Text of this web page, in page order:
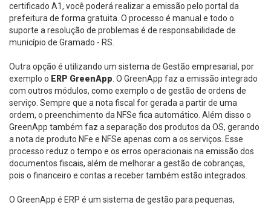
certificado A1, você poderá realizar a emissão pelo portal da
prefeitura de forma gratuita. O processo é manual e todo o
suporte a resolução de problemas é de responsabilidade de
município de Gramado - RS.
Outra opção é utilizando um sistema de Gestão empresarial, por
exemplo o ERP GreenApp . O GreenApp faz a emissão integrado
com outros módulos, como exemplo o de gestão de ordens de
serviço. Sempre que a nota fiscal for gerada a partir de uma
ordem, o preenchimento da NFSe fica automático. Além disso o
GreenApp também faz a separação dos produtos da OS, gerando
a nota de produto NFe e NFSe apenas com a os serviços. Esse
processo reduz o tempo e os erros operacionais na emissão dos
documentos fiscais, além de melhorar a gestão de cobranças,
pois o financeiro e contas a receber também estão integrados.
O GreenApp é ERP é um sistema de gestão para pequenas,